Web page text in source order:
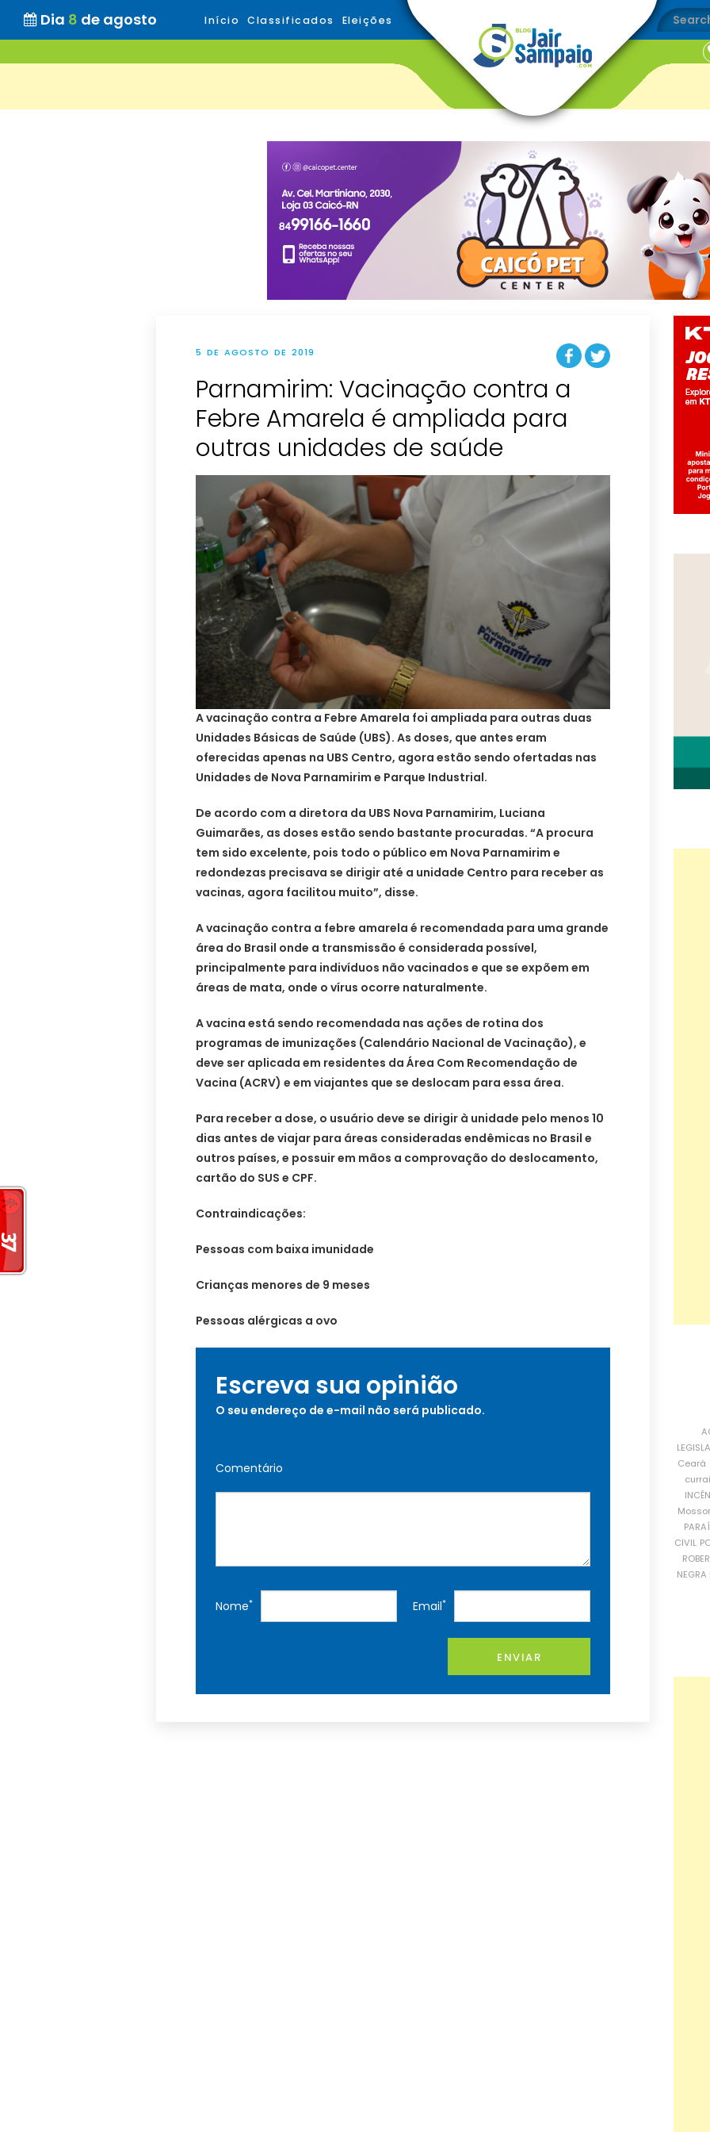
Dia 8 de agosto Início Classificados Eleições
5 DE AGOSTO DE 2019
Parnamirim: Vacinação contra a
Febre Amarela é ampliada para
outras unidades de saúde
A vacinação contra a Febre Amarela foi ampliada para outras duas
Unidades Básicas de Saúde (UBS). As doses, que antes eram
oferecidas apenas na UBS Centro, agora estão sendo ofertadas nas
Unidades de Nova Parnamirim e Parque Industrial.
De acordo com a diretora da UBS Nova Parnamirim, Luciana
Guimarães, as doses estão sendo bastante procuradas. “A procura
tem sido excelente, pois todo o público em Nova Parnamirim e
redondezas precisava se dirigir até a unidade Centro para receber as
vacinas, agora facilitou muito”, disse.
A vacinação contra a febre amarela é recomendada para uma grande
área do Brasil onde a transmissão é considerada possível,
principalmente para indivíduos não vacinados e que se expõem em
áreas de mata, onde o vírus ocorre naturalmente.
A vacina está sendo recomendada nas ações de rotina dos
programas de imunizações (Calendário Nacional de Vacinação), e
deve ser aplicada em residentes da Área Com Recomendação de
Vacina (ACRV) e em viajantes que se deslocam para essa área.
Para receber a dose, o usuário deve se dirigir à unidade pelo menos 10
dias antes de viajar para áreas consideradas endêmicas no Brasil e
outros países, e possuir em mãos a comprovação do deslocamento,
cartão do SUS e CPF.
Contraindicações:
Pessoas com baixa imunidade
Crianças menores de 9 meses
Pessoas alérgicas a ovo
Escreva sua opinião
O seu endereço de e-mail não será publicado.
Comentário
Nome* Email*
ENVIAR
Ceará
CIVIL
NEGRA